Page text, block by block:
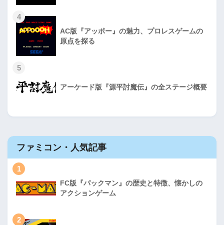
4
AC版『アッポー』の魅力、プロレスゲームの
原点を探る
5
アーケード版『源平討魔伝』の全ステージ概要
ファミコン・人気記事
1
FC版『パックマン』の歴史と特徴、懐かしの
アクションゲーム
2